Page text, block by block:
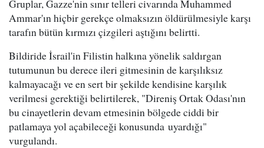
Gruplar, Gazze'nin sınır telleri civarında Muhammed
Ammar'ın hiçbir gerekçe olmaksızın öldürülmesiyle karşı
tarafın bütün kırmızı çizgileri aştığını belirtti.
Bildiride İsrail'in Filistin halkına yönelik saldırgan
tutumunun bu derece ileri gitmesinin de karşılıksız
kalmayacağı ve en sert bir şekilde kendisine karşılık
verilmesi gerektiği belirtilerek, "Direniş Ortak Odası'nın
bu cinayetlerin devam etmesinin bölgede ciddi bir
patlamaya yol açabileceği konusunda uyardığı"
vurgulandı.